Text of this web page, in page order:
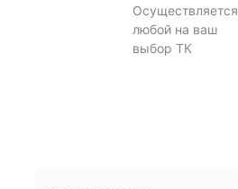
Осуществляется
любой на ваш
выбор ТК